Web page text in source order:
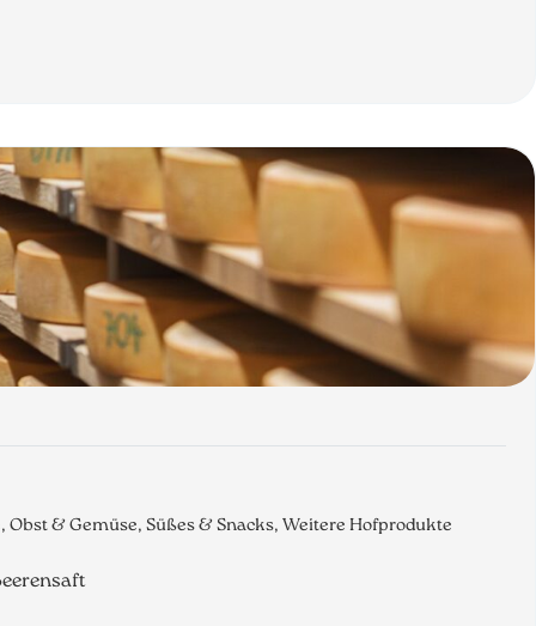
& Gemüse, Süßes & Snacks, Weitere Hofprodukte